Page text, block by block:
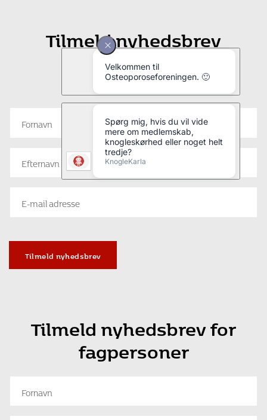
Tilmeld nyhedsbrev
Vil du have seneste nyt fra
Osteoporoseforeningen?
Tilmeld nyhedsbrev
Tilmeld nyhedsbrev for
fagpersoner